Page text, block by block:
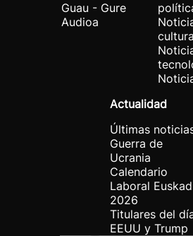
Guau - Gure
Audioa
cultura
Actualidad
Últimas
Guerra de
Ucrania
Calendario
Laboral
2026
Titulares del
EEUU y Trump